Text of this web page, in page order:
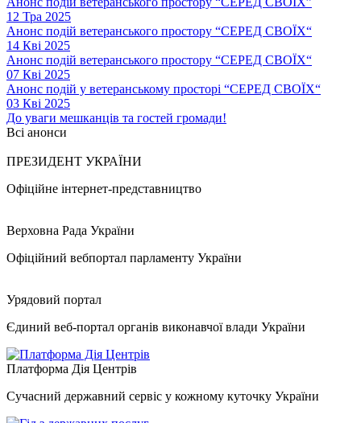
12 Тра 2025
Анонс подій ветеранського простору “СЕРЕД СВОЇХ“
14 Кві 2025
Анонс подій ветеранського простору “СЕРЕД СВОЇХ“
07 Кві 2025
Анонс подій у ветеранському просторі “СЕРЕД СВОЇХ“
03 Кві 2025
До уваги мешканців та гостей громади!
Всі анонси
ПРЕЗИДЕНТ УКРАЇНИ
Офіційне інтернет-представництво
Верховна Рада України
Офіційний вебпортал парламенту України
Урядовий портал
Єдиний веб-портал органів виконавчої влади України
Платформа Дія Центрів
Сучасний державний сервіс у кожному куточку України